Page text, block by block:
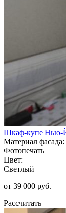
Шкаф-купе Нью-
Материал фасада:
Фотопечать
Цвет:
Светлый
от 39 000 руб.
Рассчитать